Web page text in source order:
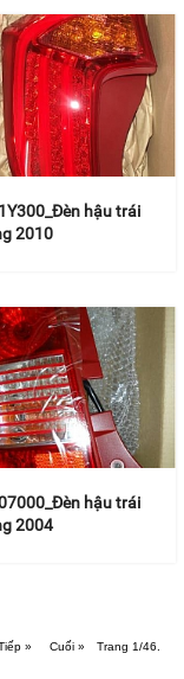
hậu trái
2010
hậu trái
2004
» Cuối »
Trang 1/46.